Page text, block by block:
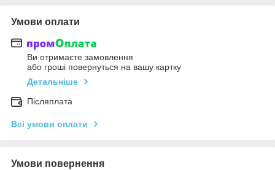
Умови оплати
Ви отримаєте замовлення
або гроші повернуться на вашу картку
Детальніше
Післяплата
Всі умови оплати
Умови повернення